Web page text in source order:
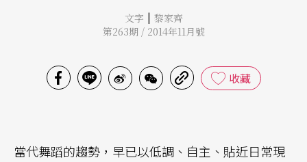
文字 | 黎家齊
第263期 / 2014年11月號
收藏
當代舞蹈的趨勢，早已以低調、自主、貼近日常現